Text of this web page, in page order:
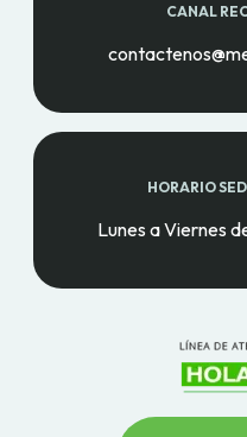
CANAL
HORARIO
Lunes a Viernes